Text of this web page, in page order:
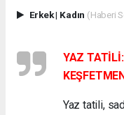
Erkek| Kadın (Haberi
YAZ
Yaz tatili,